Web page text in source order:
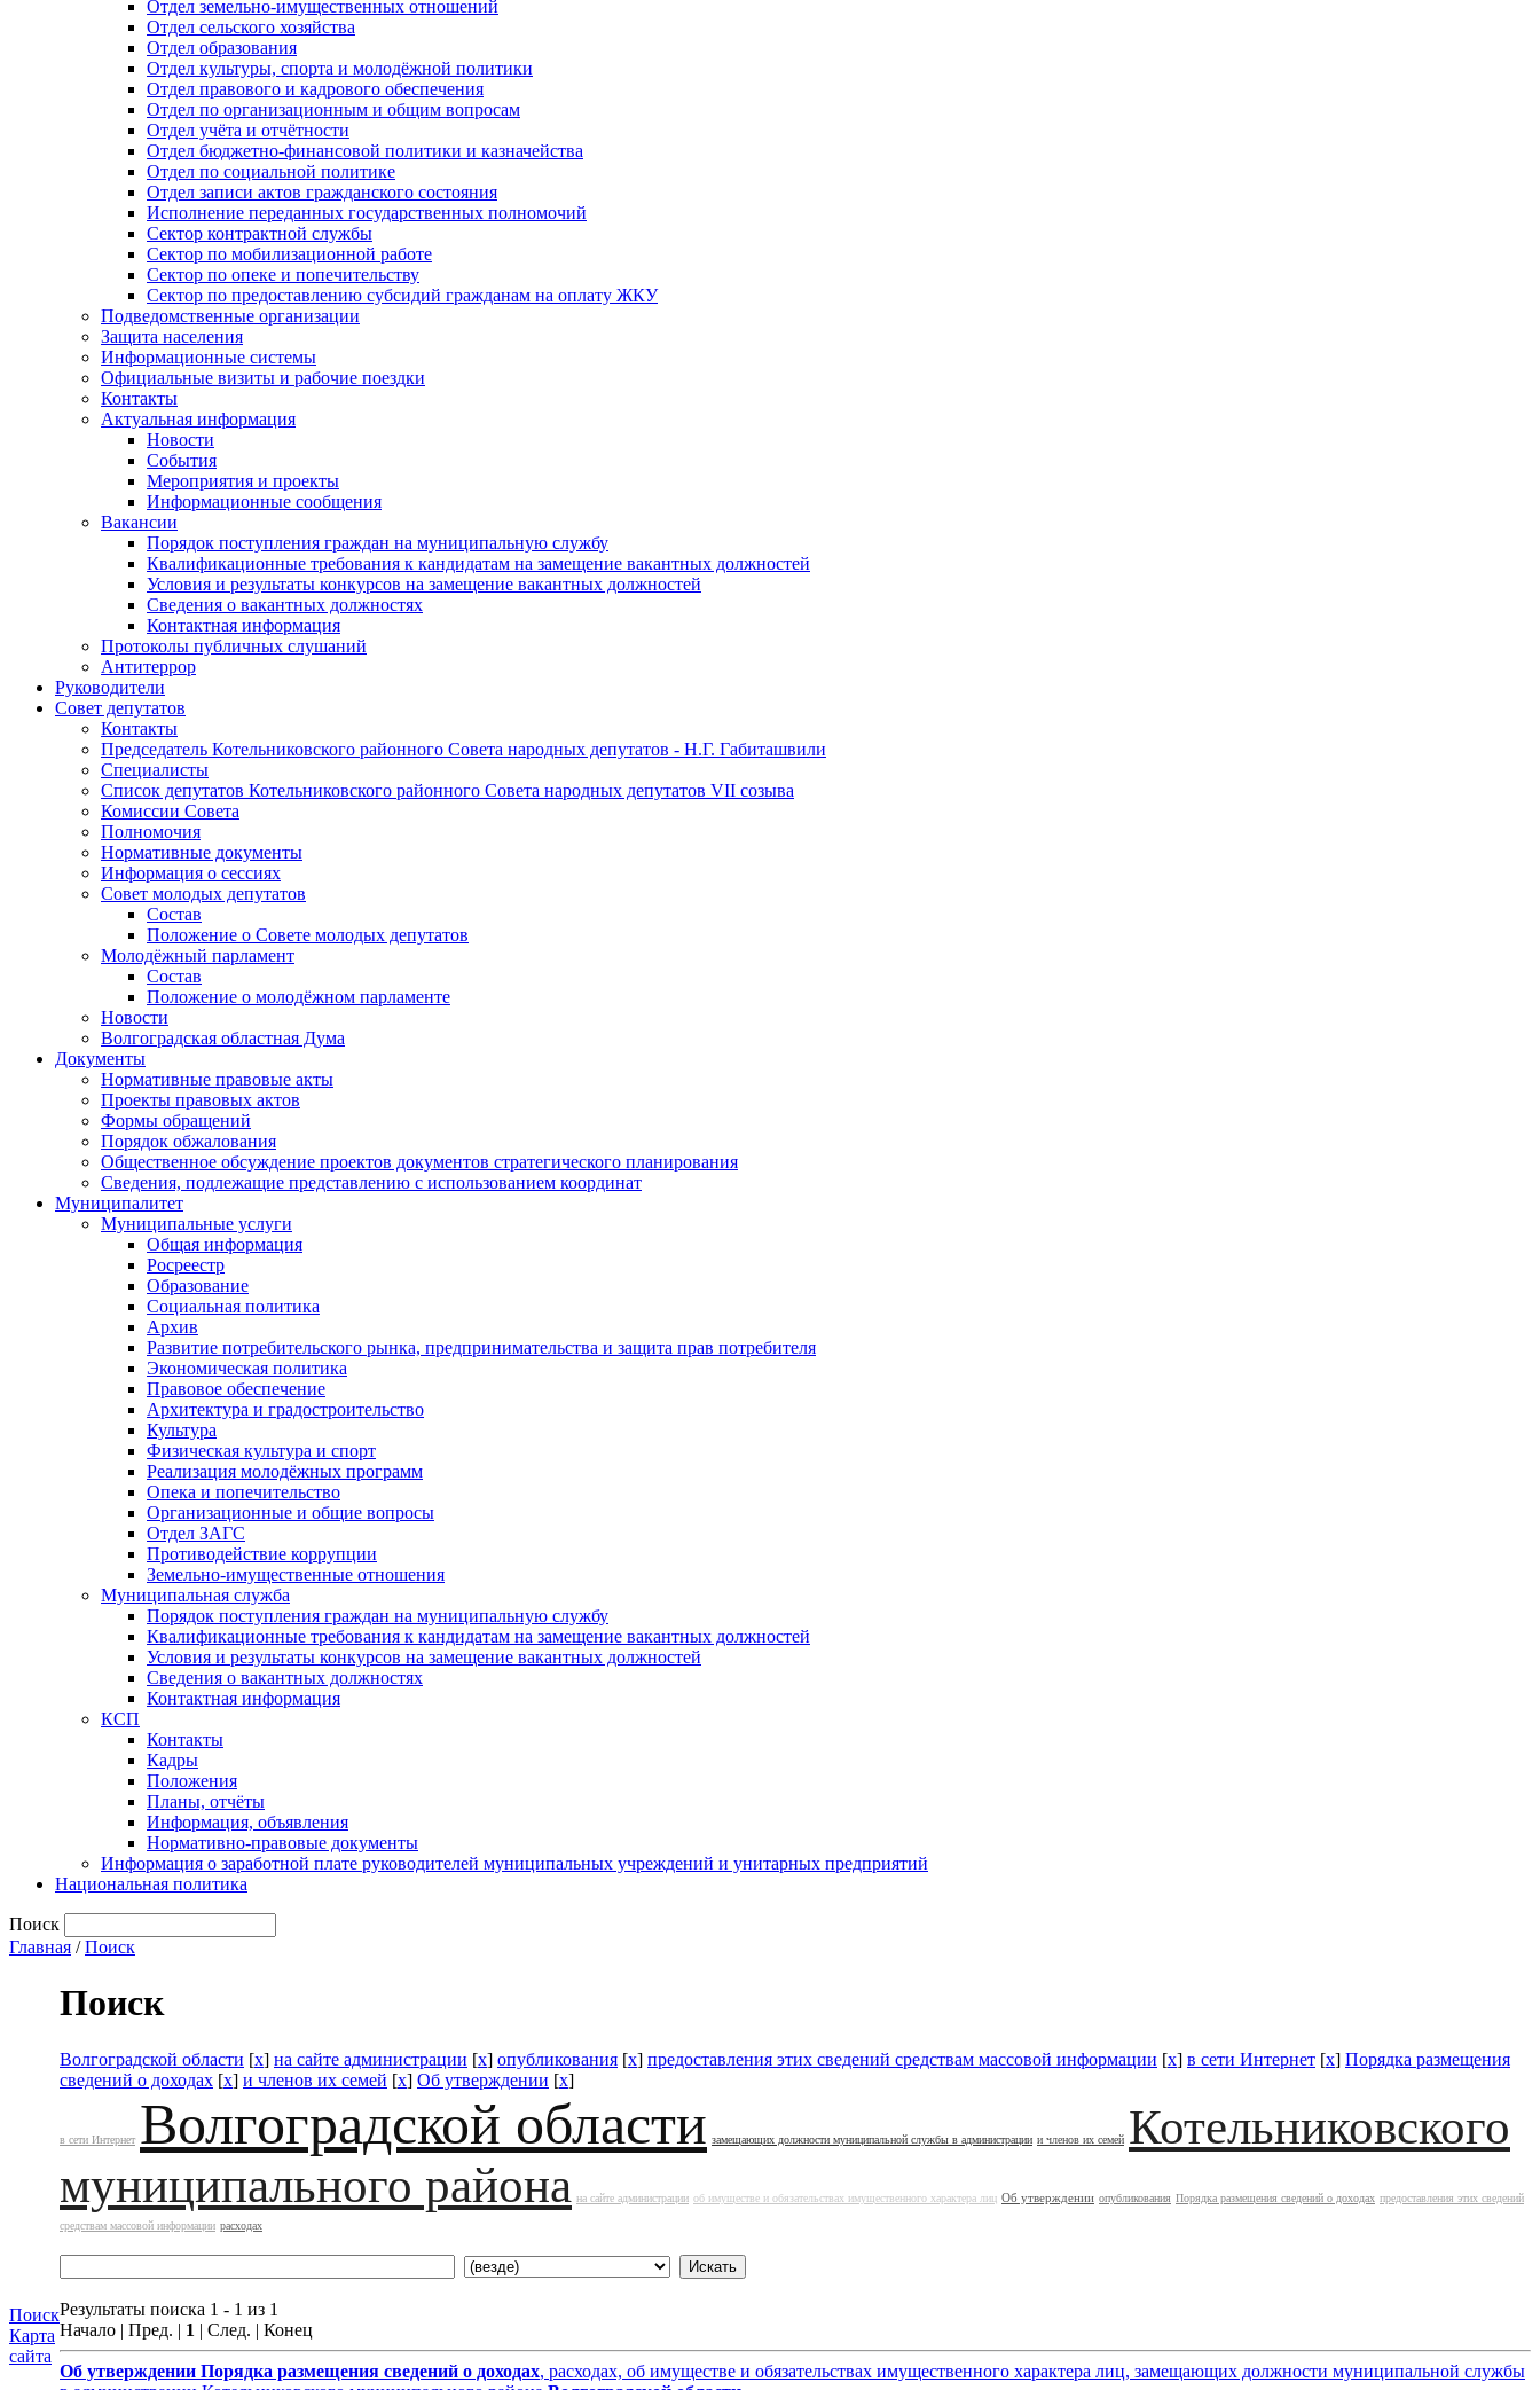
Отдел земельно-имущественных отношений
Отдел сельского хозяйства
Отдел образования
Отдел культуры, спорта и молодёжной политики
Отдел правового и кадрового обеспечения
Отдел по организационным и общим вопросам
Отдел учёта и отчётности
Отдел бюджетно-финансовой политики и казначейства
Отдел по социальной политике
Отдел записи актов гражданского состояния
Исполнение переданных государственных полномочий
Сектор контрактной службы
Сектор по мобилизационной работе
Сектор по опеке и попечительству
Сектор по предоставлению субсидий гражданам на оплату ЖКУ
Подведомственные организации
Защита населения
Информационные системы
Официальные визиты и рабочие поездки
Контакты
Актуальная информация
Новости
События
Мероприятия и проекты
Информационные сообщения
Вакансии
Порядок поступления граждан на муниципальную службу
Квалификационные требования к кандидатам на замещение вакантных должностей
Условия и результаты конкурсов на замещение вакантных должностей
Сведения о вакантных должностях
Контактная информация
Протоколы публичных слушаний
Антитеррор
Руководители
Совет депутатов
Контакты
Председатель Котельниковского районного Совета народных депутатов - Н.Г. Габиташвили
Специалисты
Список депутатов Котельниковского районного Совета народных депутатов VII созыва
Комиссии Совета
Полномочия
Нормативные документы
Информация о сессиях
Совет молодых депутатов
Состав
Положение о Совете молодых депутатов
Молодёжный парламент
Состав
Положение о молодёжном парламенте
Новости
Волгоградская областная Дума
Документы
Нормативные правовые акты
Проекты правовых актов
Формы обращений
Порядок обжалования
Общественное обсуждение проектов документов стратегического планирования
Сведения, подлежащие представлению с использованием координат
Муниципалитет
Муниципальные услуги
Общая информация
Росреестр
Образование
Социальная политика
Архив
Развитие потребительского рынка, предпринимательства и защита прав потребителя
Экономическая политика
Правовое обеспечение
Архитектура и градостроительство
Культура
Физическая культура и спорт
Реализация молодёжных программ
Опека и попечительство
Организационные и общие вопросы
Отдел ЗАГС
Противодействие коррупции
Земельно-имущественные отношения
Муниципальная служба
Порядок поступления граждан на муниципальную службу
Квалификационные требования к кандидатам на замещение вакантных должностей
Условия и результаты конкурсов на замещение вакантных должностей
Сведения о вакантных должностях
Контактная информация
КСП
Контакты
Кадры
Положения
Планы, отчёты
Информация, объявления
Нормативно-правовые документы
Информация о заработной плате руководителей муниципальных учреждений и унитарных предприятий
Национальная политика
Поиск
Главная /Поиск
Поиск
Карта
сайта
Поиск
Волгоградской области [x] на сайте администрации [x] опубликования [x] предоставления этих сведений средствам массовой информации [x] в сети Интернет [x] Порядка размещения
сведений о доходах [x] и членов их семей [x] Об утверждении [x]
в сети Интернет Волгоградской области замещающих должности муниципальной службы в администрации и членов их семей Котельниковского
муниципального района на сайте администрации об имуществе и обязательствах имущественного характера лиц Об утверждении опубликования Порядка размещения сведений о доходах предоставления этих сведений
средствам массовой информации расходах
Результаты поиска 1 - 1 из 1
Начало | Пред. | 1 | След. | Конец
Об утверждении Порядка размещения сведений о доходах, расходах, об имуществе и обязательствах имущественного характера лиц, замещающих должности муниципальной службы